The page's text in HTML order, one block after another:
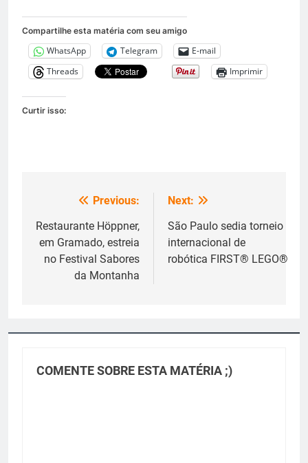
Compartilhe esta matéria com seu amigo
WhatsApp Telegram
E-mail
Threads
Imprimir
Curtir isso:
Navegação
de
Post
Previous:
Restaurante Höppner,
em Gramado, estreia
no Festival Sabores
da Montanha
Next:
São Paulo sedia torneio
internacional de
robótica FIRST® LEGO®
COMENTE SOBRE ESTA MATÉRIA ;)